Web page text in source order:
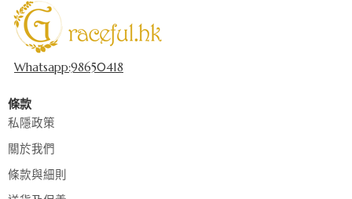
Whatsapp:98650418
條款
私隱政策
關於我們
條款與細則